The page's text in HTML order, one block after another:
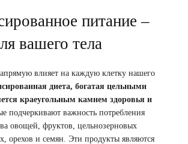
питание –
вашего тела
влияет на каждую клетку нашего
диета, богатая цельными
краеугольным камнем здоровья и
подчеркивают важность потребления
овощей, фруктов, цельнозерновых
орехов и семян. Эти продукты являются